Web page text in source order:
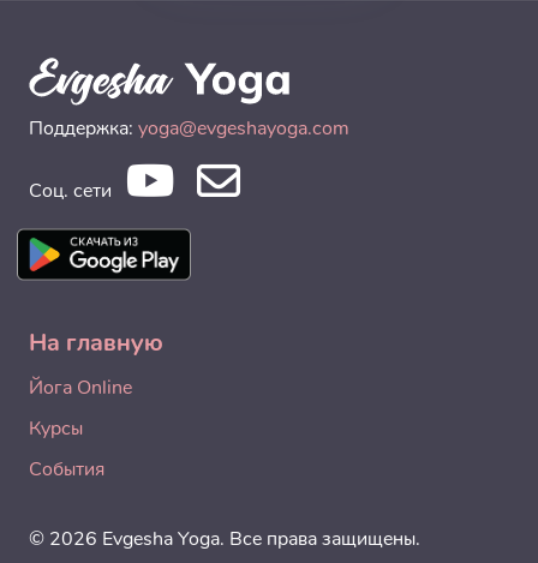
Поддержка: yoga@evgeshayoga.com
Соц. сети
На главную
Йога Online
Курсы
События
© 2026 Evgesha Yoga. Все права защищены.